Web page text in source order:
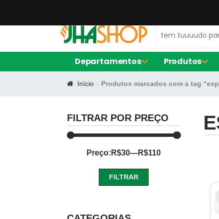
Departamentos
AMACIADOR DE CARNE
BALCÃO DE SERVIÇO
CERVEJEIRA
FORNO
MÁQUINA
FORNO
Produtos
Início Produtos marcados com a tag
FILTRAR POR PREÇO
FILTRAR
Preço: R$30—R$110